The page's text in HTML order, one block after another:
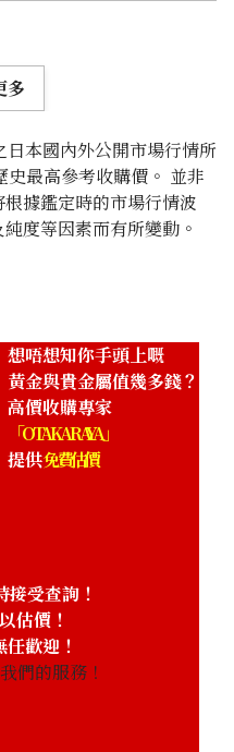
多
本國內外公開市場行情所
最高參考收購價。 並非
據鑑定時的市場行情波
度等因素而有所變動。
想唔想知你手頭上嘅
黃金與貴金屬值幾多錢？
高價收購專家
「OTAKARAYA」
提供免費估價
受查詢！
估價！
歡迎！
們的服務！